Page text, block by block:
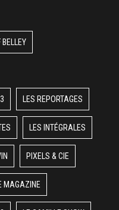
LES REPORTAGES
LES INTÉGRALES
PIXELS & CIE
MAGAZINE